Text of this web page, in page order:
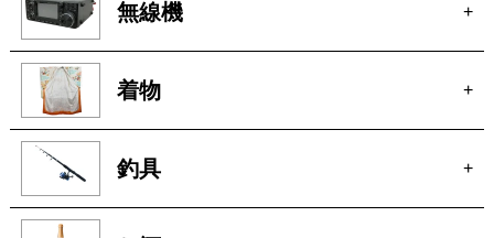
無線機 +
着物 +
釣具 +